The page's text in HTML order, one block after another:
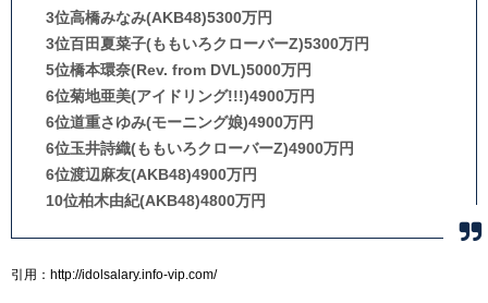
3位高橋みなみ(AKB48)5300万円
3位百田夏菜子(ももいろクローバーZ)5300万円
5位橋本環奈(Rev. from DVL)5000万円
6位菊地亜美(アイドリング!!!)4900万円
6位道重さゆみ(モーニング娘)4900万円
6位玉井詩織(ももいろクローバーZ)4900万円
6位渡辺麻友(AKB48)4900万円
10位柏木由紀(AKB48)4800万円
引用：http://idolsalary.info-vip.com/